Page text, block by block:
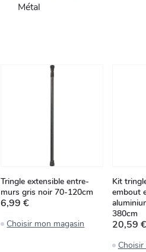
Métal
Tringle extensible entre-
murs gris noir 70-120cm
6,99 €
Choisir mon magasin
Kit
embout
380cm
20,59 €